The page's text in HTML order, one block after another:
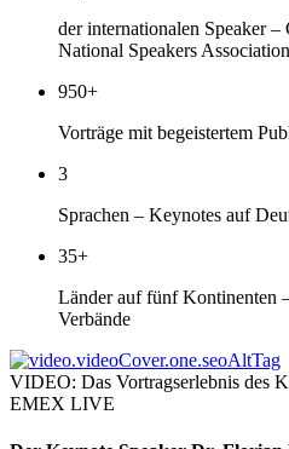
der internationalen Speaker
National Speakers Association
950+
Vorträge mit begeistertem
3
Sprachen – Keynotes auf
35+
Länder auf fünf Kontinenten
Verbände
VIDEO: Das Vortragserlebnis des
EMEX LIVE